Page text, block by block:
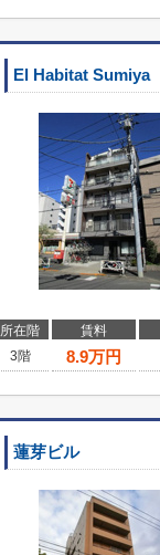
El Habitat Sumiya
所在階 賃料
3階
8.9万円
蓮芽ビル